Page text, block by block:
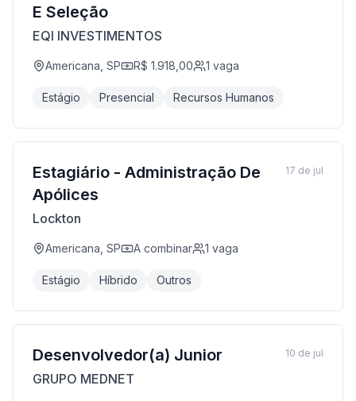
E Seleção
EQI INVESTIMENTOS
Americana, SP R$ 1.918,00 1 vaga
Estágio Presencial Recursos Humanos
Estagiário - Administração De
Apólices
Lockton
Americana, SP A combinar 1 vaga
Estágio Híbrido Outros
17 de jul
Desenvolvedor(a) Junior
GRUPO MEDNET
10 de jul